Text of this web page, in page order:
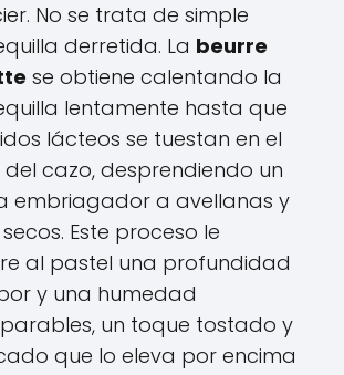
No se trata de simple
derretida. La beurre
se obtiene calentando la
lentamente hasta que
lácteos se tuestan en el
cazo, desprendiendo un
embriagador a avellanas y
Este proceso le
al pastel una profundidad
y una humedad
un toque tostado y
que lo eleva por encima